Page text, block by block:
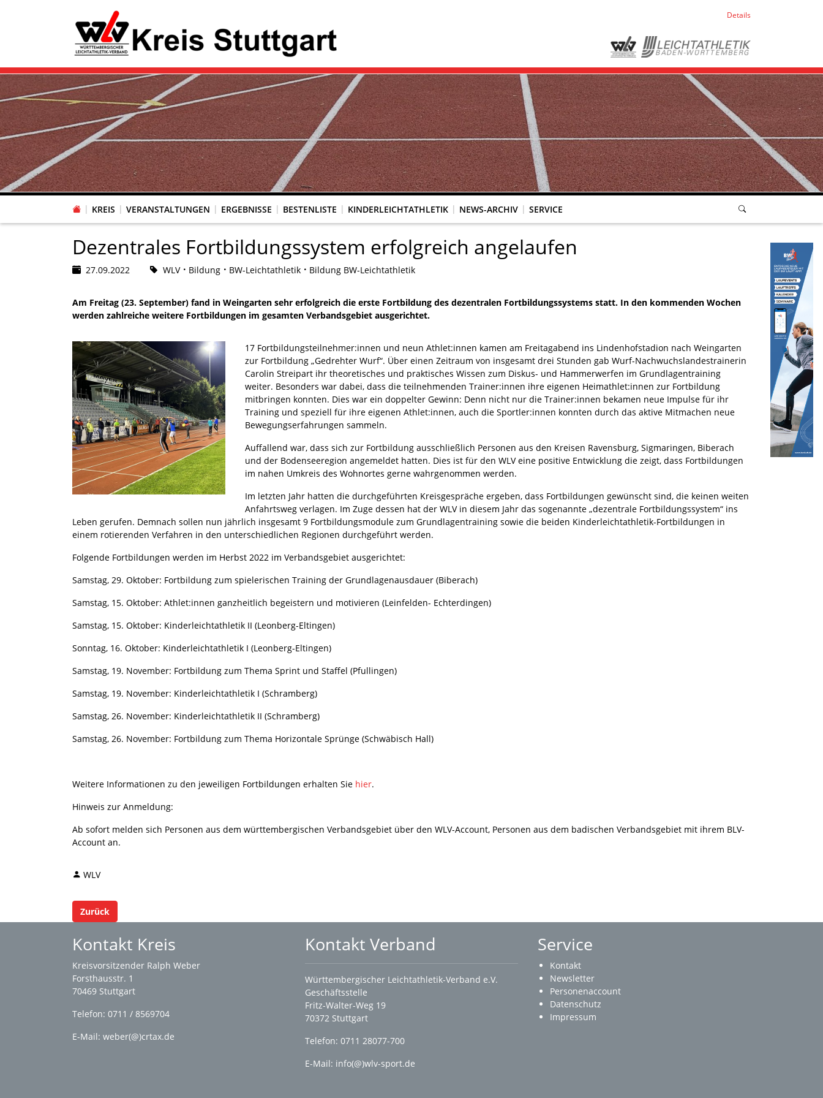
Details
KREIS VERANSTALTUNGEN ERGEBNISSE BESTENLISTE KINDERLEICHTATHLETIK NEWS-ARCHIV SERVICE
Dezentrales Fortbildungssystem erfolgreich angelaufen
27.09.2022 WLV Bildung BW-Leichtathletik Bildung BW-Leichtathletik
Am Freitag (23. September) fand in Weingarten sehr erfolgreich die erste Fortbildung des dezentralen Fortbildungssystems statt. In den kommenden Wochen
werden zahlreiche weitere Fortbildungen im gesamten Verbandsgebiet ausgerichtet.
17 Fortbildungsteilnehmer:innen und neun Athlet:innen kamen am Freitagabend ins Lindenhofstadion nach Weingarten
zur Fortbildung „Gedrehter Wurf“. Über einen Zeitraum von insgesamt drei Stunden gab Wurf-Nachwuchslandestrainerin
Carolin Streipart ihr theoretisches und praktisches Wissen zum Diskus- und Hammerwerfen im Grundlagentraining
weiter. Besonders war dabei, dass die teilnehmenden Trainer:innen ihre eigenen Heimathlet:innen zur Fortbildung
mitbringen konnten. Dies war ein doppelter Gewinn: Denn nicht nur die Trainer:innen bekamen neue Impulse für ihr
Training und speziell für ihre eigenen Athlet:innen, auch die Sportler:innen konnten durch das aktive Mitmachen neue
Bewegungserfahrungen sammeln.
Auffallend war, dass sich zur Fortbildung ausschließlich Personen aus den Kreisen Ravensburg, Sigmaringen, Biberach
und der Bodenseeregion angemeldet hatten. Dies ist für den WLV eine positive Entwicklung die zeigt, dass Fortbildungen
im nahen Umkreis des Wohnortes gerne wahrgenommen werden.
Im letzten Jahr hatten die durchgeführten Kreisgespräche ergeben, dass Fortbildungen gewünscht sind, die keinen weiten
Anfahrtsweg verlagen. Im Zuge dessen hat der WLV in diesem Jahr das sogenannte „dezentrale Fortbildungssystem“ ins
Leben gerufen. Demnach sollen nun jährlich insgesamt 9 Fortbildungsmodule zum Grundlagentraining sowie die beiden Kinderleichtathletik-Fortbildungen in
einem rotierenden Verfahren in den unterschiedlichen Regionen durchgeführt werden.
Folgende Fortbildungen werden im Herbst 2022 im Verbandsgebiet ausgerichtet:
Samstag, 29. Oktober: Fortbildung zum spielerischen Training der Grundlagenausdauer (Biberach)
Samstag, 15. Oktober: Athlet:innen ganzheitlich begeistern und motivieren (Leinfelden- Echterdingen)
Samstag, 15. Oktober: Kinderleichtathletik II (Leonberg-Eltingen)
Sonntag, 16. Oktober: Kinderleichtathletik I (Leonberg-Eltingen)
Samstag, 19. November: Fortbildung zum Thema Sprint und Staffel (Pfullingen)
Samstag, 19. November: Kinderleichtathletik I (Schramberg)
Samstag, 26. November: Kinderleichtathletik II (Schramberg)
Samstag, 26. November: Fortbildung zum Thema Horizontale Sprünge (Schwäbisch Hall)
Weitere Informationen zu den jeweiligen Fortbildungen erhalten Sie hier.
Hinweis zur Anmeldung:
Ab sofort melden sich Personen aus dem württembergischen Verbandsgebiet über den WLV-Account, Personen aus dem badischen Verbandsgebiet mit ihrem BLV-
Account an.
WLV
Zurück
Kontakt Kreis
Kreisvorsitzender Ralph Weber
Forsthausstr. 1
70469 Stuttgart
Telefon: 0711 / 8569704
E-Mail: weber(@)crtax.de
Kontakt Verband
Württembergischer Leichtathletik-Verband e.V.
Geschäftsstelle
Fritz-Walter-Weg 19
70372 Stuttgart
Telefon: 0711 28077-700
E-Mail: info(@)wlv-sport.de
Service
Kontakt
Newsletter
Personenaccount
Datenschutz
Impressum